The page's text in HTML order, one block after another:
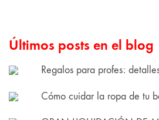
Últimos posts en el blog
Regalos para profes:
Cómo cuidar la ropa de tu